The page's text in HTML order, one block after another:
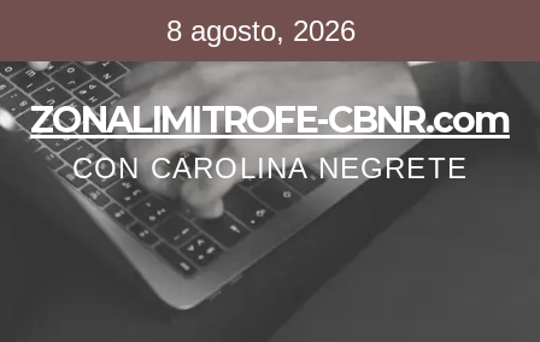
contenido
8 agosto, 2026
ZONALIMITROFE-CBNR.com
CON CAROLINA NEGRETE